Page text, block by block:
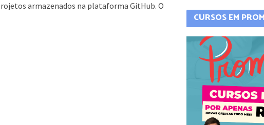
armazenados na plataforma GitHub. O
CURSOS EM